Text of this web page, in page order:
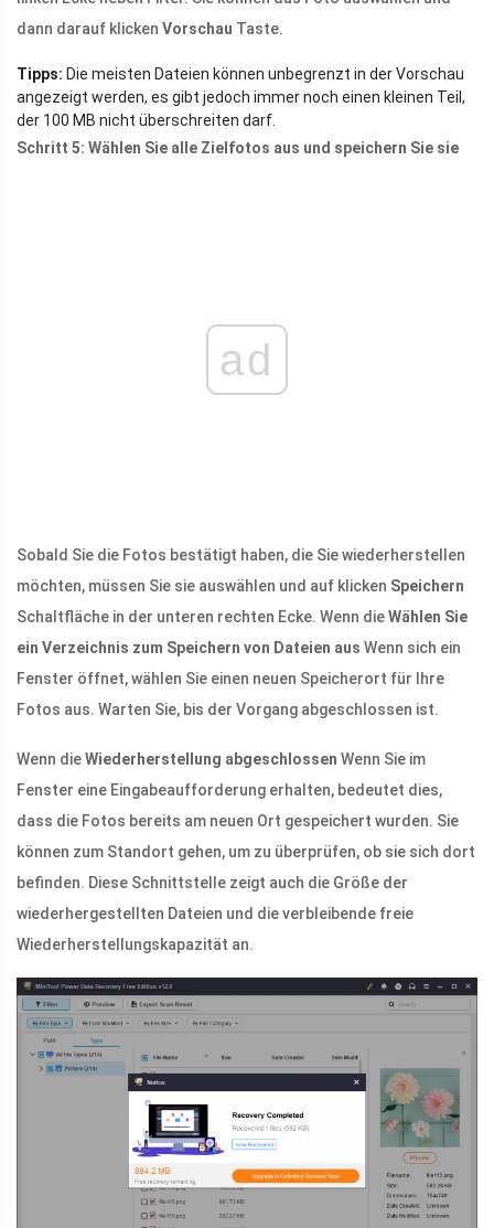
dann darauf klicken Vorschau Taste.
Tipps: Die meisten Dateien können unbegrenzt in der Vorschau
angezeigt werden, es gibt jedoch immer noch einen kleinen Teil,
der 100 MB nicht überschreiten darf.
Schritt 5: Wählen Sie alle Zielfotos aus und speichern Sie sie
ad
Sobald Sie die Fotos bestätigt haben, die Sie wiederherstellen
möchten, müssen Sie sie auswählen und auf klicken Speichern
Schaltfläche in der unteren rechten Ecke. Wenn dieWählen Sie
ein Verzeichnis zum Speichern von Dateien aus Wenn sich ein
Fenster öffnet, wählen Sie einen neuen Speicherort für Ihre
Fotos aus. Warten Sie, bis der Vorgang abgeschlossen ist.
Wenn dieWiederherstellung abgeschlossen Wenn Sie im
Fenster eine Eingabeaufforderung erhalten, bedeutet dies,
dass die Fotos bereits am neuen Ort gespeichert wurden. Sie
können zum Standort gehen, um zu überprüfen, ob sie sich dort
befinden. Diese Schnittstelle zeigt auch die Größe der
wiederhergestellten Dateien und die verbleibende freie
Wiederherstellungskapazität an.